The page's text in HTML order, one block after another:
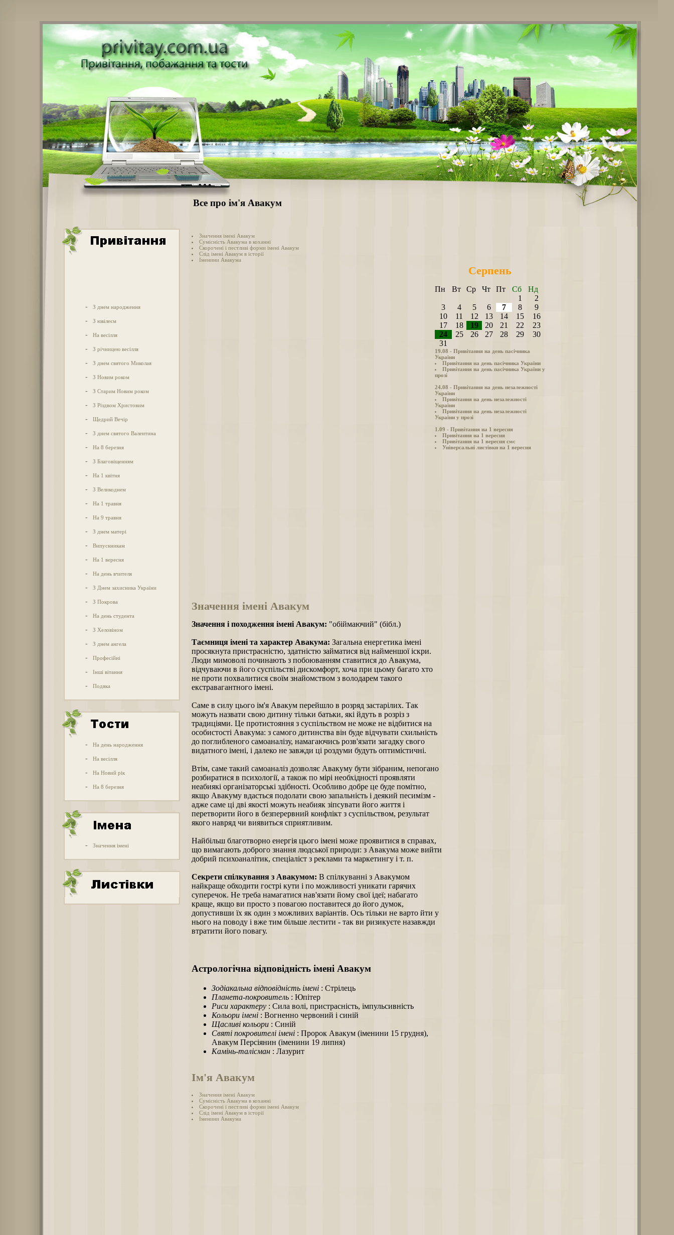
Все про ім'я Авакум
- З днем народження
- З ювілеєм
- На весілля
- З річницею весілля
- З днем святого Миколая
- З Новим роком
- З Старим Новим роком
- З Різдвом Христовим
- Щедрий Вечір
- З днем святого Валентина
- На 8 березня
- З Благовіщенням
- На 1 квітня
- З Великоднем
- На 1 травня
- На 9 травня
- З днем матері
- Випускникам
- На 1 вересня
- На день вчителя
- З Днем захисника України
- З Покрова
- На день студента
- З Хеловіном
- З днем ангела
- Професійні
- Інші вітання
- Подяка
- На день народження
- На весілля
- На Новий рік
- На 8 березня
- Значення імені
Значення імені Авакум
Сумісність Авакума в коханні
Скорочені і пестливі форми імені Авакум
Слід імені Авакум в історії
Іменини Авакума
Серпень
Пн Вт Ср Чт Пт Сб
Нд
1
2
3
4 5 6 7 8
9
10
11 12 13 14 15
16
17
18 19 20 21 22
23
24
25 26 27 28 29
30
31
19.08 - Привітання на день пасічника
України
Привітання на день пасічника України
Привітання на день пасічника України у
прозі
24.08 - Привітання на день незалежності
України
Привітання на день незалежності
України
Привітання на день незалежності
України у прозі
1.09 - Привітання на 1 вересня
Привітання на 1 вересня
Привітання на 1 вересня смс
Універсальні листівки на 1 вересня
Значення імені Авакум
Значення і походження імені Авакум: "обіймаючий" (бібл.)
Таємниця імені та характер Авакума: Загальна енергетика імені
просякнута пристрасністю, здатністю займатися від найменшої іскри.
Люди мимоволі починають з побоюванням ставитися до Авакума,
відчуваючи в його суспільстві дискомфорт, хоча при цьому багато хто
не проти похвалитися своїм знайомством з володарем такого
екстравагантного імені.
Саме в силу цього ім'я Авакум перейшло в розряд застарілих. Так
можуть назвати свою дитину тільки батьки, які йдуть в розріз з
традиціями. Це протистояння з суспільством не може не відбитися на
особистості Авакума: з самого дитинства він буде відчувати схильність
до поглибленого самоаналізу, намагаючись розв'язати загадку свого
видатного імені, і далеко не завжди ці роздуми будуть оптимістичні.
Втім, саме такий самоаналіз дозволяє Авакуму бути зібраним, непогано
розбиратися в психології, а також по мірі необхідності проявляти
неабиякі організаторські здібності. Особливо добре це буде помітно,
якщо Авакуму вдасться подолати свою запальність і деякий песимізм -
адже саме ці дві якості можуть неабияк зіпсувати його життя і
перетворити його в безперервний конфлікт з суспільством, результат
якого навряд чи виявиться сприятливим.
Найбільш благотворно енергія цього імені може проявитися в справах,
що вимагають доброго знання людської природи: з Авакума може вийти
добрий психоаналітик, спеціаліст з реклами та маркетингу і т. п.
Секрети спілкування з Авакумом: В спілкуванні з Авакумом
найкраще обходити гострі кути і по можливості уникати гарячих
суперечок. Не треба намагатися нав'язати йому свої ідеї; набагато
краще, якщо ви просто з повагою поставитеся до його думок,
допустивши їх як один з можливих варіантів. Ось тільки не варто йти у
нього на поводу і вже тим більше лестити - так ви ризикуєте назавжди
втратити його повагу.
Астрологічна відповідність імені Авакум
Зодіакальна відповідність імені : Стрілець
Планета-покровитель : Юпітер
Риси характеру : Сила волі, пристрасність, імпульсивність
Кольори імені : Вогненно червоний і синій
Щасливі кольори : Синій
Святі покровителі імені : Пророк Авакум (іменини 15 грудня),
Авакум Персіянин (іменини 19 липня)
Камінь-талісман : Лазурит
Ім'я Авакум
Значення імені Авакум
Сумісність Авакума в коханні
Скорочені і пестливі форми імені Авакум
Слід імені Авакум в історії
Іменини Авакума